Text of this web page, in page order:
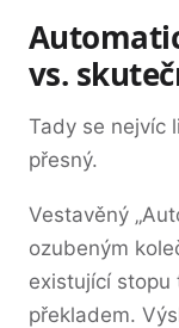
vs.
Tady se nejvíc
přesný.
Vestavěný
ozubeným
existující stopu
překladem.